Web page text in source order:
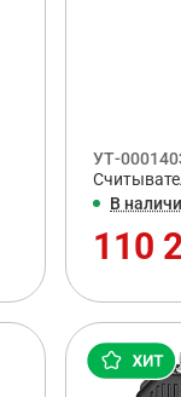
УТ-
В
110